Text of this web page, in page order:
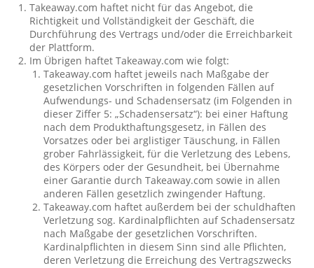
Takeaway.com haftet nicht für das Angebot, die
Richtigkeit und Vollständigkeit der Geschäft, die
Durchführung des Vertrags und/oder die Erreichbarkeit
der Plattform.
Im Übrigen haftet Takeaway.com wie folgt:
Takeaway.com haftet jeweils nach Maßgabe der
gesetzlichen Vorschriften in folgenden Fällen auf
Aufwendungs- und Schadensersatz (im Folgenden in
dieser Ziffer 5: „Schadensersatz“): bei einer Haftung
nach dem Produkthaftungsgesetz, in Fällen des
Vorsatzes oder bei arglistiger Täuschung, in Fällen
grober Fahrlässigkeit, für die Verletzung des Lebens,
des Körpers oder der Gesundheit, bei Übernahme
einer Garantie durch Takeaway.com sowie in allen
anderen Fällen gesetzlich zwingender Haftung.
Takeaway.com haftet außerdem bei der schuldhaften
Verletzung sog. Kardinalpflichten auf Schadensersatz
nach Maßgabe der gesetzlichen Vorschriften.
Kardinalpflichten in diesem Sinn sind alle Pflichten,
deren Verletzung die Erreichung des Vertragszwecks